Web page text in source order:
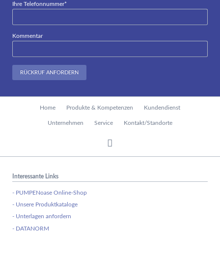
Pflichtfeld
Ihre Telefonnummer*
Kommentar
RÜCKRUF ANFORDERN
Home Produkte & Kompetenzen Kundendienst
Unternehmen Service Kontakt/Standorte
Interessante Links
- PUMPENoase Online-Shop
- Unsere Produktkataloge
- Unterlagen anfordern
- DATANORM